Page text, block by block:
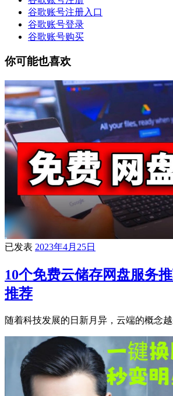
谷歌账号注册入口
谷歌账号登录
谷歌账号购买
你可能也喜欢
已发表 2023年4月25日
10个免费云储存网盘服务
推荐
随着科技发展的日新月异，云端的概念